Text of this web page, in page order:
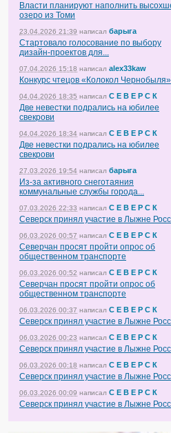
Власти планируют наполнить
озеро из Томи
23.04.2026 21:39 написал барыга
Стартовало голосование по выбору
дизайн-проектов для...
07.04.2026 15:18 написал alex33kaw
Конкурс чтецов «Колокол Чернобыля»
04.04.2026 18:35 написал С Е В Е Р С К
Две невестки подрались на юбилее
свекрови
04.04.2026 18:34 написал С Е В Е Р С К
Две невестки подрались на юбилее
свекрови
27.03.2026 19:54 написал барыга
Из-за активного снеготаяния
коммунальные службы города...
07.03.2026 22:33 написал С Е В Е Р С К
Северск принял участие в Лыжне
06.03.2026 00:57 написал С Е В Е Р С К
Северчан просят пройти опрос об
общественном транспорте
06.03.2026 00:52 написал С Е В Е Р С К
Северчан просят пройти опрос об
общественном транспорте
06.03.2026 00:37 написал С Е В Е Р С К
Северск принял участие в Лыжне
06.03.2026 00:23 написал С Е В Е Р С К
Северск принял участие в Лыжне
06.03.2026 00:18 написал С Е В Е Р С К
Северск принял участие в Лыжне
06.03.2026 00:09 написал С Е В Е Р С К
Северск принял участие в Лыжне